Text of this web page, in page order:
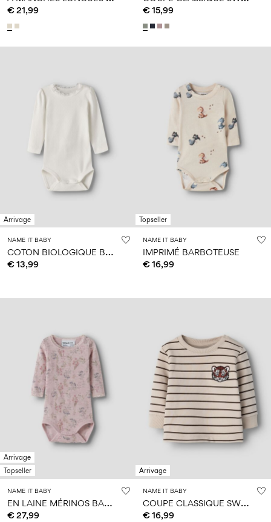
€ 21,99 € 15,99
Arrivage
NAME IT BABY
C
OTON BIOLOGIQUE BARBOTEUSE
€ 13,99
Topseller
NAME IT BABY
IMPRIMÉ BARBOTEUSE
€ 16,99
Arrivage
Topseller
NAME IT BABY
E
N LAINE MÉRINOS BARBOTEUSE
€ 27,99
Arrivage
NAME IT BABY
C
OUPE CLASSIQUE SWEAT-SHIRT
€ 16,99